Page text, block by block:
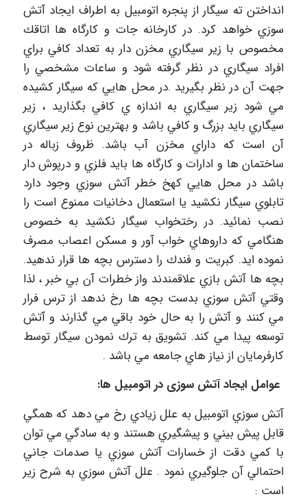
انداختن ته سيگار از پنجره اتومبيل به اطراف ايجاد آتش
سوزي خواهد كرد. در كارخانه جات و كارگاه ها اتاقك
مخصوص با زير سيگاري مخزن دار به تعداد كافي براي
افراد سيگاري در نظر گرفته شود و ساعات مشخصي را
جهت آن در نظر بگيريد .در محل هايي كه سيگار كشيده
مي شود زير سيگاري به اندازه ي كافي بگذاريد ، زير
سيگاري بايد بزرگ و كافي باشد و بهترين نوع زير سيگاري
آن است كه داراي مخزن آب باشد. ظروف زباله در
ساختمان ها و ادارات و كارگاه ها بايد فلزي و درپوش دار
باشد در محل هايي كهخ خطر آتش سوزي وجود دارد
تابلوي سيگار نكشيد يا استعمال دخانيات ممنوع است را
نصب نمائيد. در رختخواب سيگار نكشيد به خصوص
هنگامي كه داروهاي خواب آور و مسكن اعصاب مصرف
نموده ايد. كبريت و فندك را دسترس بچه ها قرار ندهيد.
بچه ها آتش بازي علاقمندند واز خطرات آن بي خبر ، لذا
وقتي آتش سوزي بدست بچه ها رخ ندهد از ترس فرار
مي كنند و آتش را به حال خود باقي مي گذارند و آتش
توسعه پيدا مي كند. تشويق به ترك نمودن سيگار توسط
كارفرمايان از نياز هاي جامعه مي باشد .
عوامل ايجاد آتش سوزی در اتومبيل ها:
آتش سوزي اتومبيل به علل زيادي رخ مي دهد كه همگي
قابل پيش بيني و پيشگيري هستند و به سادگي مي توان
با كمي دقت از خسارات آتش سوزي يا صدمات جاني
احتمالي آن جلوگيري نمود . علل آتش سوزي به شرح زير
است :